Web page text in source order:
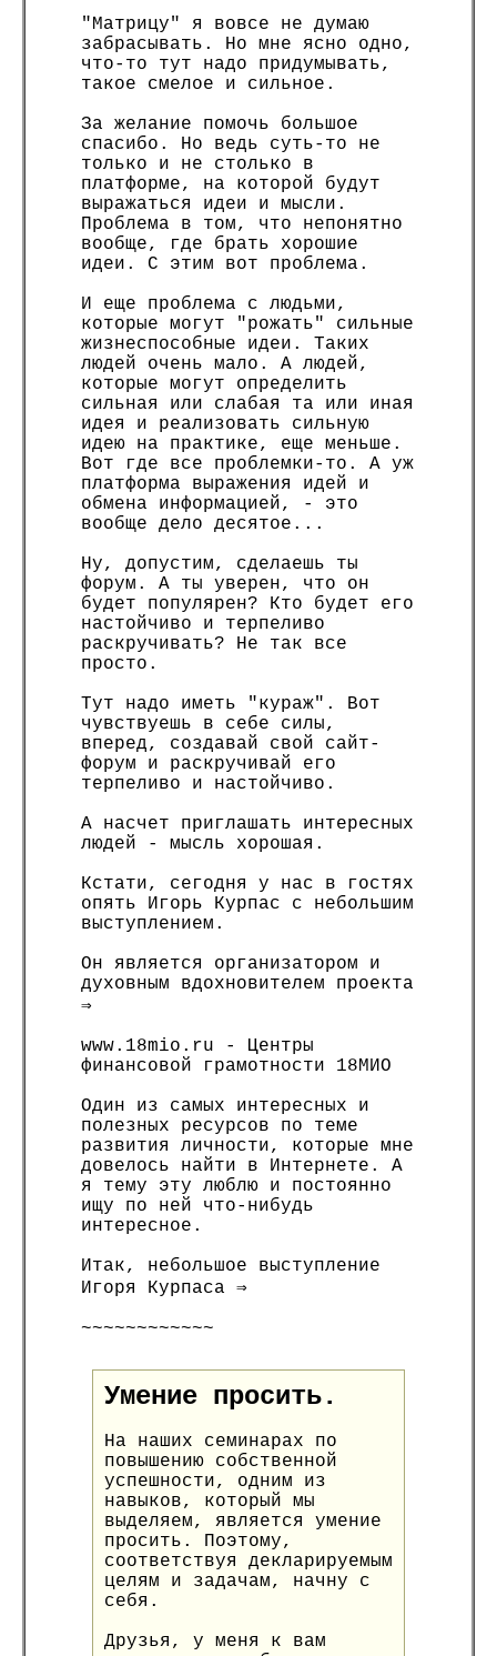
"Матрицу" я вовсе не думаю
забрасывать. Но мне ясно одно,
что-то тут надо придумывать,
такое смелое и сильное.
За желание помочь большое
спасибо. Но ведь суть-то не
только и не столько в
платформе, на которой будут
выражаться идеи и мысли.
Проблема в том, что непонятно
вообще, где брать хорошие
идеи. С этим вот проблема.
И еще проблема с людьми,
которые могут "рожать" сильные
жизнеспособные идеи. Таких
людей очень мало. А людей,
которые могут определить
сильная или слабая та или иная
идея и реализовать сильную
идею на практике, еще меньше.
Вот где все проблемки-то. А уж
платформа выражения идей и
обмена информацией, - это
вообще дело десятое...
Ну, допустим, сделаешь ты
форум. А ты уверен, что он
будет популярен? Кто будет его
настойчиво и терпеливо
раскручивать? Не так все
просто.
Тут надо иметь "кураж". Вот
чувствуешь в себе силы,
вперед, создавай свой сайт-
форум и раскручивай его
терпеливо и настойчиво.
А насчет приглашать интересных
людей - мысль хорошая.
Кстати, сегодня у нас в гостях
опять Игорь Курпас с небольшим
выступлением.
Он является организатором и
духовным вдохновителем проекта
⇒
www.18mio.ru - Центры
финансовой грамотности 18МИО
Один из самых интересных и
полезных ресурсов по теме
развития личности, которые мне
довелось найти в Интернете. А
я тему эту люблю и постоянно
ищу по ней что-нибудь
интересное.
Итак, небольшое выступление
Игоря Курпаса ⇒
~~~~~~~~~~~~
Умение просить.
На наших семинарах по
повышению собственной
успешности, одним из
навыков, который мы
выделяем, является умение
просить. Поэтому,
соответствуя декларируемым
целям и задачам, начну с
себя.
Друзья, у меня к вам